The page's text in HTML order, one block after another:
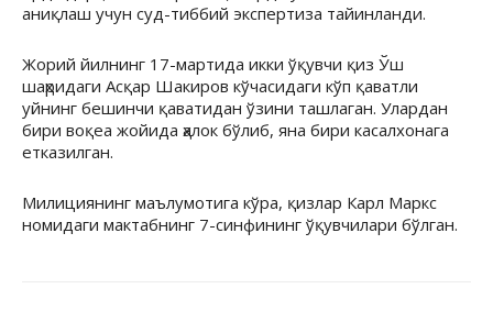
аниқлаш учун суд-тиббий экспертиза тайинланди.
Жорий йилнинг 17-мартида икки ўқувчи қиз Ўш
шаҳридаги Асқар Шакиров кўчасидаги кўп қаватли
уйнинг бешинчи қаватидан ўзини ташлаган. Улардан
бири воқеа жойида ҳалок бўлиб, яна бири касалхонага
етказилган.
Милициянинг маълумотига кўра, қизлар Карл Маркс
номидаги мактабнинг 7-синфининг ўқувчилари бўлган.